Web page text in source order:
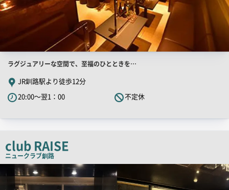
店
舗
PR
キ
コ
ピ
ラグジュアリーな空間で、至福のひとときを…
JR釧路駅より徒歩12分
20:00～翌1：00
不定休
club RAISE
ニュークラブ釧路
検
索